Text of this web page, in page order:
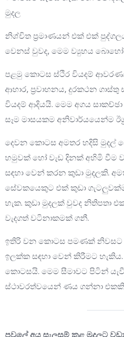
මුදල
නිශ්චිත ප්‍රමාණයන් එක් එක්
වෙනස් වුවද, මෙම ව්‍යුහය බොහෝ
පළමු කොටස ස්ථිර වියදම්
ආහාර, ප්‍රවාහනය, දුරකථන
වියදම් ආදියයි. මෙම අගය
සෑම මාසයකම අනිවාර්යයෙන්ම
දෙවන කොටස අමතර හදිසි මුදල්
හමුවක් හෝ වැඩ දිනක් අහිමි වීම
සඳහා වෙන් කරන කුඩා මුදලකි.
සේවකයෙකුට එක් කුඩා
හැක. කුඩා මුදලක් වුවද නිතිපතා
වැදගත් වටිනාකමක් ගනී.
ඉතිරි වන කොටස පමණක් නිවසට
ඉලක්ක සඳහා වෙන් කිරීමට
කොටසයි. මෙම සීමාවට පිටින්
ස්ථාවරත්වයෙන් ණය ගන්නා
පවුලේ අය සැලසුම් කළ මුදලට